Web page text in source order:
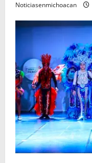
Noticiasenmichoacan